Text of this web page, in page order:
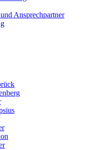
Ansprechpartner